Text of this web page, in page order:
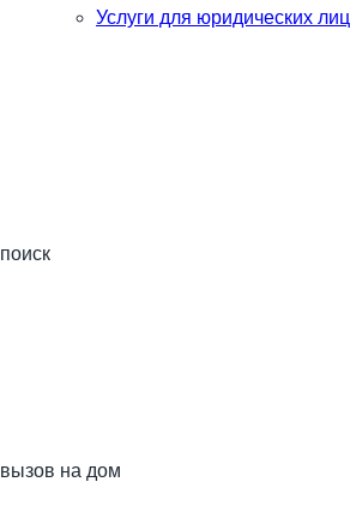
Услуги для юридических лиц
поиск
вызов на дом